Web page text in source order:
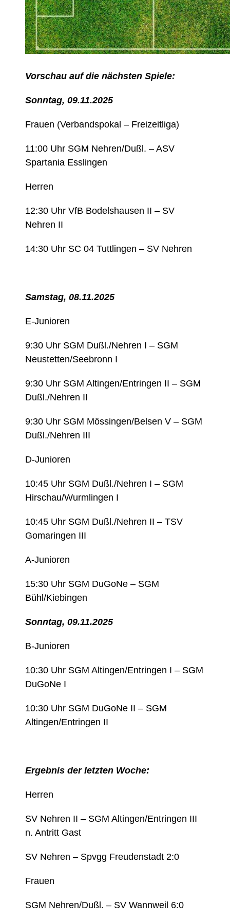
Vorschau auf die nächsten Spiele:
Sonntag, 09.11.2025
Frauen (Verbandspokal – Freizeitliga)
11:00 Uhr SGM Nehren/Dußl. – ASV
Spartania Esslingen
Herren
12:30 Uhr VfB Bodelshausen II – SV
Nehren II
14:30 Uhr SC 04 Tuttlingen – SV Nehren
Samstag, 08.11.2025
E-Junioren
9:30 Uhr SGM Dußl./Nehren I – SGM
Neustetten/Seebronn I
9:30 Uhr SGM Altingen/Entringen II – SGM
Dußl./Nehren II
9:30 Uhr SGM Mössingen/Belsen V – SGM
Dußl./Nehren III
D-Junioren
10:45 Uhr SGM Dußl./Nehren I – SGM
Hirschau/Wurmlingen I
10:45 Uhr SGM Dußl./Nehren II – TSV
Gomaringen III
A-Junioren
15:30 Uhr SGM DuGoNe – SGM
Bühl/Kiebingen
Sonntag, 09.11.2025
B-Junioren
10:30 Uhr SGM Altingen/Entringen I – SGM
DuGoNe I
10:30 Uhr SGM DuGoNe II – SGM
Altingen/Entringen II
Ergebnis der letzten Woche:
Herren
SV Nehren II – SGM Altingen/Entringen III
n. Antritt Gast
SV Nehren – Spvgg Freudenstadt 2:0
Frauen
SGM Nehren/Dußl. – SV Wannweil 6:0